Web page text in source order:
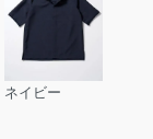
ネイビー